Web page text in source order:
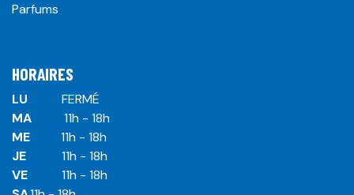
Parfums
HORAIRES
LU
​ ​FERMÉ
MA
​11h - 18h
ME
​11h - 18h
JE
​​11h - 18h
VE
​​​11h - 18h